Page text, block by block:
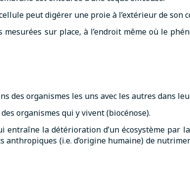
peut digérer une proie à l’extérieur de son
mesurées sur place, à l’endroit même où le
des organismes les uns avec les autres dans
organismes qui y vivent (biocénose).
entraîne la détérioration d’un écosystème par
anthropiques (i.e. d’origine humaine) de